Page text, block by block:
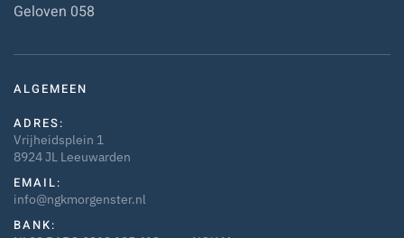
Geloven 058
ALGEMEEN
ADRES:
Vrijheidsplein 1
8924 JL Leeuwarden
EMAIL:
info@ngkmorgenster.nl
BANK: